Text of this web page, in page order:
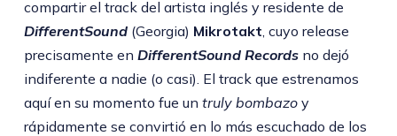
compartir el track del artista inglés y residente de
DifferentSound(Georgia) Mikrotakt , cuyo release
precisamente en DifferentSound Recordsno dejó
indiferente a nadie (o casi). El track que estrenamos
aquí en su momento fue un truly bombazo y
rápidamente se convirtió en lo más escuchado de los